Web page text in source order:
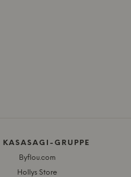
KASASAGI-GRUPPE
Byflou.com
Hollys Store